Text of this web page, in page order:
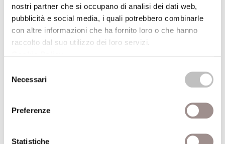
nostri partner che si occupano di analisi dei dati web,
pubblicità e social media, i quali potrebbero combinarle
con altre informazioni che ha fornito loro o che hanno
raccolto dal suo utilizzo dei loro servizi.
delNecessari
Preferenze
Statistiche
Meglio sapere: esercizi di
medicina preventiva
Visita al seno gratuita